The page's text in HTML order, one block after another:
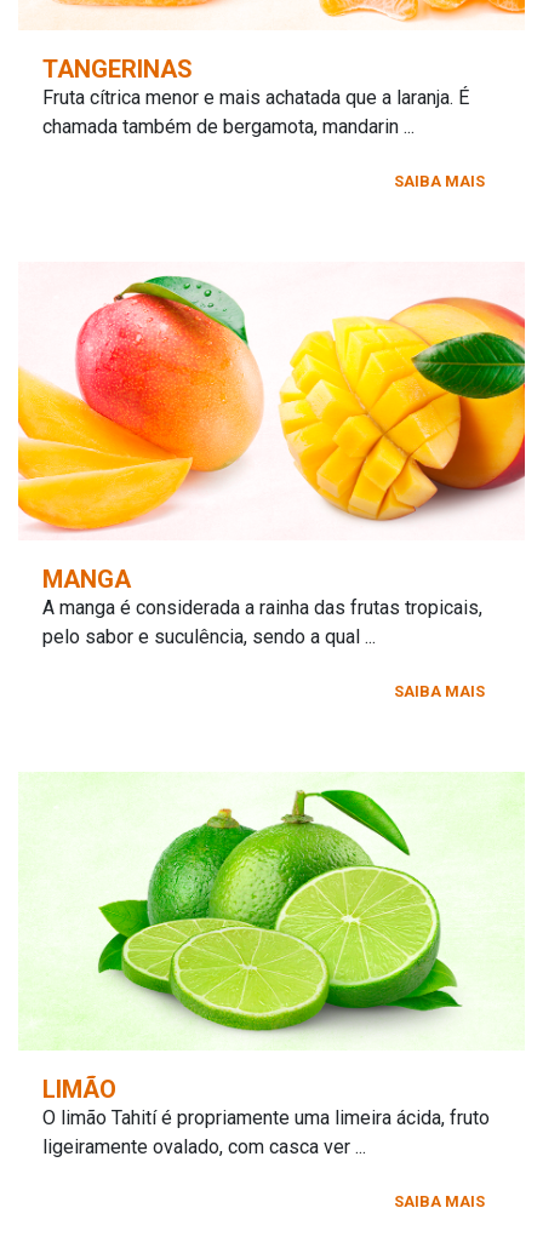
TANGERINAS
Fruta cítrica menor e mais achatada que a laranja. É
chamada também de bergamota, mandarin ...
SAIBA MAIS
MANGA
A manga é considerada a rainha das frutas tropicais,
pelo sabor e suculência, sendo a qual ...
SAIBA MAIS
LIMÃO
O limão Tahití é propriamente uma limeira ácida, fruto
ligeiramente ovalado, com casca ver ...
SAIBA MAIS